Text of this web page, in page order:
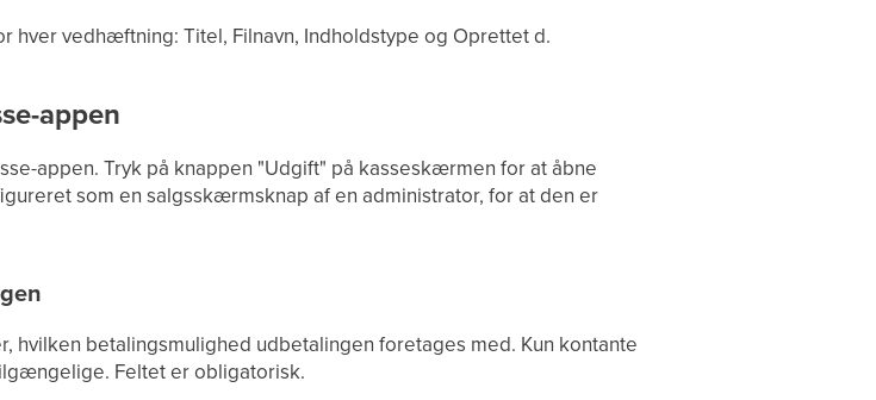
vedhæftning: Titel, Filnavn, Indholdstype og Oprettet d.
appen
appen. Tryk på knappen "Udgift" på kasseskærmen for at åbne
som en salgsskærmsknap af en administrator, for at den er
hvilken betalingsmulighed udbetalingen foretages med. Kun kontante
Feltet er obligatorisk.